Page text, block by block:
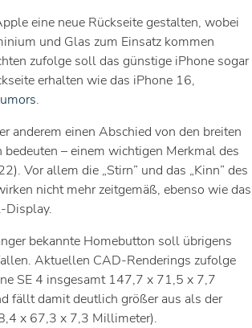
eine neue Rückseite gestalten, wobei
und Glas zum Einsatz kommen
zufolge soll das günstige iPhone sogar
erhalten wie das iPhone 16,
.
anderem einen Abschied von den breiten
bedeuten – einem wichtigen Merkmal des
Vor allem die „Stirn” und das „Kinn” des
nicht mehr zeitgemäß, ebenso wie das
Display.
bekannte Homebutton soll übrigens
Aktuellen CAD-Renderings zufolge
SE 4 insgesamt 147,7 x 71,5 x 7,7
fällt damit deutlich größer aus als der
x 67,3 x 7,3 Millimeter).